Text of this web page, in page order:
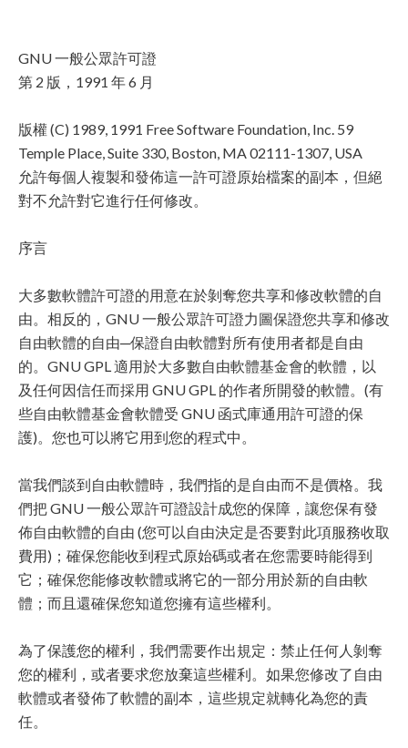
GNU 一般公眾許可證
第 2 版，1991 年 6 月
版權 (C) 1989, 1991 Free Software Foundation, Inc. 59
Temple Place, Suite 330, Boston, MA 02111-1307, USA
允許每個人複製和發佈這一許可證原始檔案的副本，但絕
對不允許對它進行任何修改。
序言
大多數軟體許可證的用意在於剝奪您共享和修改軟體的自
由。相反的，GNU 一般公眾許可證力圖保證您共享和修改
自由軟體的自由─保證自由軟體對所有使用者都是自由
的。GNU GPL 適用於大多數自由軟體基金會的軟體，以
及任何因信任而採用 GNU GPL 的作者所開發的軟體。(有
些自由軟體基金會軟體受 GNU 函式庫通用許可證的保
護)。您也可以將它用到您的程式中。
當我們談到自由軟體時，我們指的是自由而不是價格。我
們把 GNU 一般公眾許可證設計成您的保障，讓您保有發
佈自由軟體的自由 (您可以自由決定是否要對此項服務收取
費用)；確保您能收到程式原始碼或者在您需要時能得到
它；確保您能修改軟體或將它的一部分用於新的自由軟
體；而且還確保您知道您擁有這些權利。
為了保護您的權利，我們需要作出規定：禁止任何人剝奪
您的權利，或者要求您放棄這些權利。如果您修改了自由
軟體或者發佈了軟體的副本，這些規定就轉化為您的責
任。